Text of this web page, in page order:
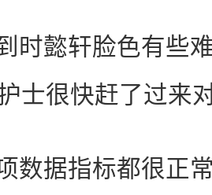
懿轩脸色有些难
士很快赶了过来
据指标都很正常